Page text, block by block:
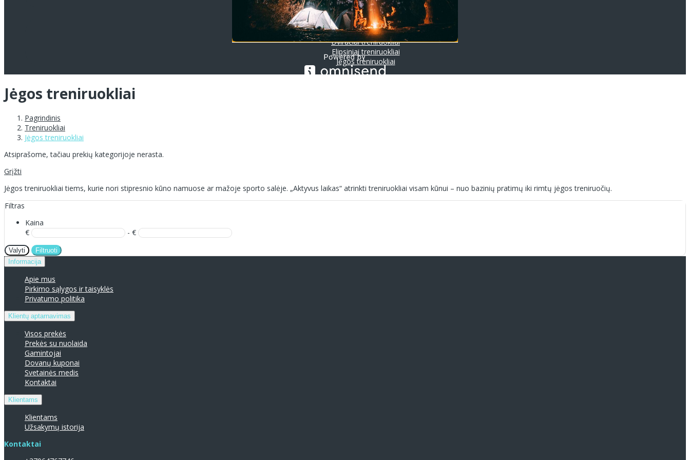
Treniruokliai
Bėgimo takeliai
Irklavimo treniruokliai
Dviračiai treniruokliai
Elipsiniai treniruokliai
Jėgos treniruokliai
Jėgos treniruokliai
Pagrindinis
Treniruokliai
Jėgos treniruokliai
Atsiprašome, tačiau prekių kategorijoje nerasta.
Grįžti
Jėgos treniruokliai tiems, kurie nori stipresnio kūno namuose ar mažoje sporto salėje. „Aktyvus laikas“ atrinkti treniruokliai visam kūnui – nuo bazinių pratimų iki rimtų jėgos treniruočių.
Filtras
Kaina
€
- €
Valyti
Filtruoti
Informacija
Apie mus
Pirkimo sąlygos ir taisyklės
Privatumo politika
Klientų aptarnavimas
Visos prekės
Prekės su nuolaida
Gamintojai
Dovanų kuponai
Svetainės medis
Kontaktai
Klientams
Klientams
Užsakymų istorija
Kontaktai